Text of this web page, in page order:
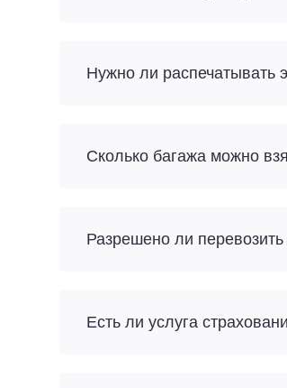
Нужно ли распечатывать
Разрешено ли
Есть ли услуга